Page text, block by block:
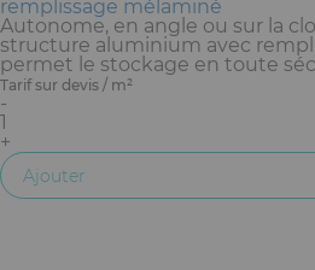
remplissage mélaminé
Autonome, en angle ou sur la
structure aluminium avec
permet le stockage en toute
Tarif sur devis / m²
-
1
+
Ajouter